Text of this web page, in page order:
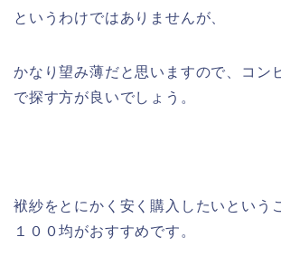
というわけではありませんが、
かなり望み薄だと思いますので、コン
で探す方が良いでしょう。
袱紗をとにかく安く購入したいという
１００均がおすすめです。